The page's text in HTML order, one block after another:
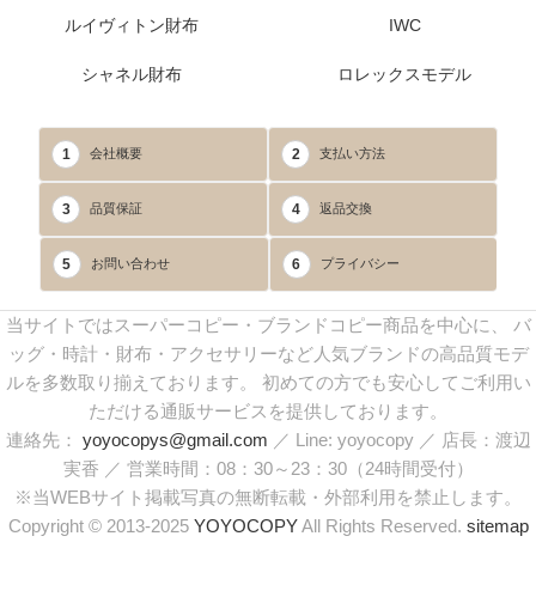
ルイヴィトン財布
シャネル財布
IWC
ロレックスモデル
1 会社概要 2 支払い方法
3 品質保証 4 返品交換
5 お問い合わせ 6 プライバシー
当サイトではスーパーコピー・ブランドコピー商品を中心に、 バ
ッグ・時計・財布・アクセサリーなど人気ブランドの高品質モデ
ルを多数取り揃えております。 初めての方でも安心してご利用い
ただける通販サービスを提供しております。
連絡先： yoyocopys@gmail.com ／ Line: yoyocopy ／ 店長：渡辺
実香 ／ 営業時間：08：30～23：30（24時間受付）
※当WEBサイト掲載写真の無断転載・外部利用を禁止します。
Copyright © 2013-2025 YOYOCOPYAll Rights Reserved. sitemap